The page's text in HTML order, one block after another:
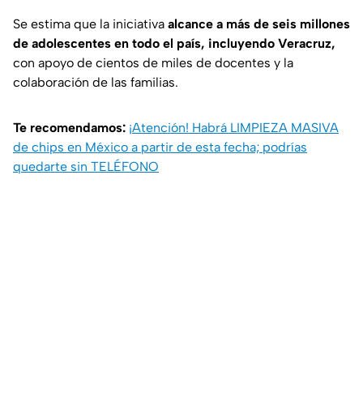
Se estima que la iniciativa alcance a más de seis millones
de adolescentes en todo el país, incluyendo Veracruz,
con apoyo de cientos de miles de docentes y la
colaboración de las familias.
Te recomendamos: ¡Atención! Habrá LIMPIEZA MASIVA
de chips en México a partir de esta fecha; podrías
quedarte sin TELÉFONO